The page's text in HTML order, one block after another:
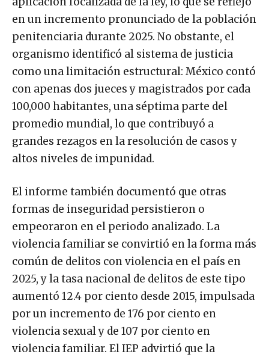
en un incremento pronunciado de la población
penitenciaria durante 2025. No obstante, el
organismo identificó al sistema de justicia
como una limitación estructural: México contó
con apenas dos jueces y magistrados por cada
100,000 habitantes, una séptima parte del
promedio mundial, lo que contribuyó a
grandes rezagos en la resolución de casos y
altos niveles de impunidad.
El informe también documentó que otras
formas de inseguridad persistieron o
empeoraron en el periodo analizado. La
violencia familiar se convirtió en la forma más
común de delitos con violencia en el país en
2025, y la tasa nacional de delitos de este tipo
aumentó 12.4 por ciento desde 2015, impulsada
por un incremento de 176 por ciento en
violencia sexual y de 107 por ciento en
violencia familiar. El IEP advirtió que la